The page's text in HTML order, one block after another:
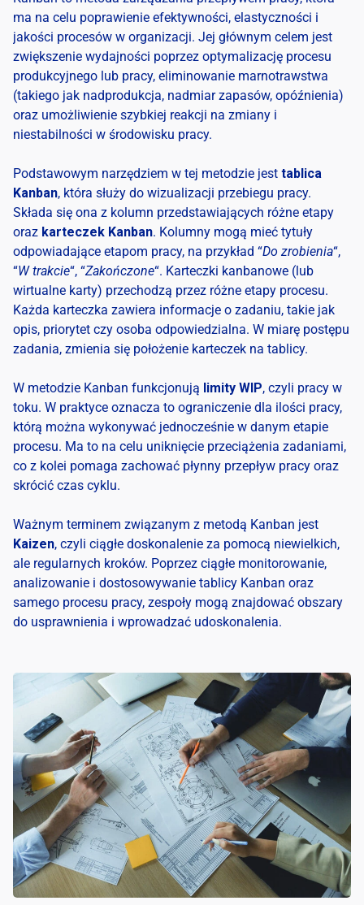
ma na celu poprawienie efektywności, elastyczności i
jakości procesów w organizacji. Jej głównym celem jest
zwiększenie wydajności poprzez optymalizację procesu
produkcyjnego lub pracy, eliminowanie marnotrawstwa
(takiego jak nadprodukcja, nadmiar zapasów, opóźnienia)
oraz umożliwienie szybkiej reakcji na zmiany i
niestabilności w środowisku pracy.
Podstawowym narzędziem w tej metodzie jest tablica
Kanban, która służy do wizualizacji przebiegu pracy.
Składa się ona z kolumn przedstawiających różne etapy
oraz karteczek Kanban. Kolumny mogą mieć tytuły
odpowiadające etapom pracy, na przykład “Do zrobienia“,
“W trakcie“, “Zakończone“. Karteczki kanbanowe (lub
wirtualne karty) przechodzą przez różne etapy procesu.
Każda karteczka zawiera informacje o zadaniu, takie jak
opis, priorytet czy osoba odpowiedzialna. W miarę postępu
zadania, zmienia się położenie karteczek na tablicy.
W metodzie Kanban funkcjonują limity WIP, czyli pracy w
toku. W praktyce oznacza to ograniczenie dla ilości pracy,
którą można wykonywać jednocześnie w danym etapie
procesu. Ma to na celu uniknięcie przeciążenia zadaniami,
co z kolei pomaga zachować płynny przepływ pracy oraz
skrócić czas cyklu.
Ważnym terminem związanym z metodą Kanban jest
Kaizen, czyli ciągłe doskonalenie za pomocą niewielkich,
ale regularnych kroków. Poprzez ciągłe monitorowanie,
analizowanie i dostosowywanie tablicy Kanban oraz
samego procesu pracy, zespoły mogą znajdować obszary
do usprawnienia i wprowadzać udoskonalenia.